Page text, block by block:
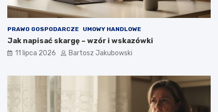
PRAWO GOSPODARCZE UMOWY HANDLOWE
Jak napisać skargę – wzór i wskazówki
11 lipca 2026 Bartosz Jakubowski